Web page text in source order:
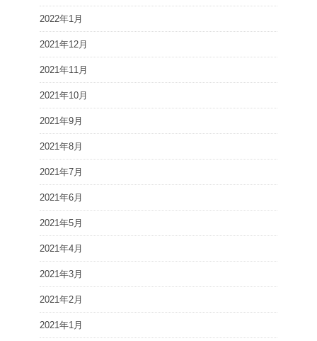
2022年1月
2021年12月
2021年11月
2021年10月
2021年9月
2021年8月
2021年7月
2021年6月
2021年5月
2021年4月
2021年3月
2021年2月
2021年1月